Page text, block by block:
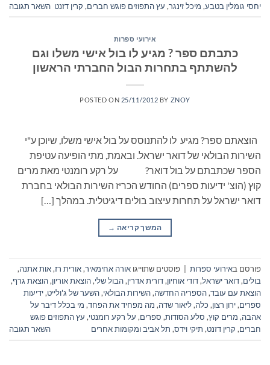
יחסי גומלין בטבע, מיכל זינגר, עץ התפוזים פוגש חברים, קרין דזנט השאר תגובה
אירועי ספרות
כתבתם ספר ? מגיע לו בול אישי משלו וגם
להשתתף בתחרות הבול החברתי הראשון
POSTED ON 25/11/2012 BY ZNOY
הוצאתם ספר? מגיע לו להתנוסס על בול אישי משלו, שיוכן ע"י
השירות הבולאי של דואר ישראל. ובאמת, מתי הופיעה עטיפת
הספר שכתבתם על בול דואר? על רקע רומנטי מאת מרים
קוץ (הוצ' ידיעות ספרים) החודש הכריז השירות הבולאי בחברת
דואר ישראל על תחרות עיצוב בולים דיגיטלית. במהלך […]
המשך קריאה →
פורסם באירועי ספרות פוסטים שתוייגו אורה אחימאיר,אורית רז,אות אתנה,
בולים,דואר ישראל,דודי אוחיון,דורית אדרין,הבול שלי,הוצאת אוריון,הוצאת גרף,
הוצאת עם עובד,הספריה החדשה,השירות הבולאי,השער של ג'ולייט,ידיעות
ספרים,ירון רצון, כלה,ליאור שדה, מה מפחיד את הפחד, מי בכלל דיבר על
אהבה, מרים קוץ, סלע הסודות, ספרים, על רקע רומנטי, עץ התפוזים פוגש
חברים, קרין דזנט, תיקי וידס, תל אביב ומקומות אחרים השאר תגובה